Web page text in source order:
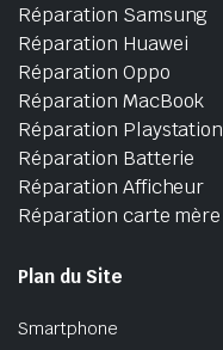
Réparation Samsung
Réparation Huawei
Réparation Oppo
Réparation MacBook
Réparation Playstation
Réparation Batterie
Réparation Afficheur
Réparation carte mère
Plan du Site
Smartphone